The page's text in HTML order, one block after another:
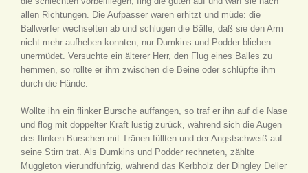
allen Richtungen. Die Aufpasser waren erhitzt und müde: die
Ballwerfer wechselten ab und schlugen die Bälle, daß sie den Arm
nicht mehr aufheben konnten; nur Dumkins und Podder blieben
unermüdet. Versuchte ein älterer Herr, den Flug eines Balles zu
hemmen, so rollte er ihm zwischen die Beine oder schlüpfte ihm
durch die Hände.
Wollte ihn ein flinker Bursche auffangen, so traf er ihn auf die Nase
und flog mit doppelter Kraft lustig zurück, während sich die Augen
des flinken Burschen mit Tränen füllten und der Angstschweiß auf
seine Stirn trat. Als Dumkins und Podder rechneten, zählte
Muggleton vierundfünfzig, während das Kerbholz der Dingley Deller